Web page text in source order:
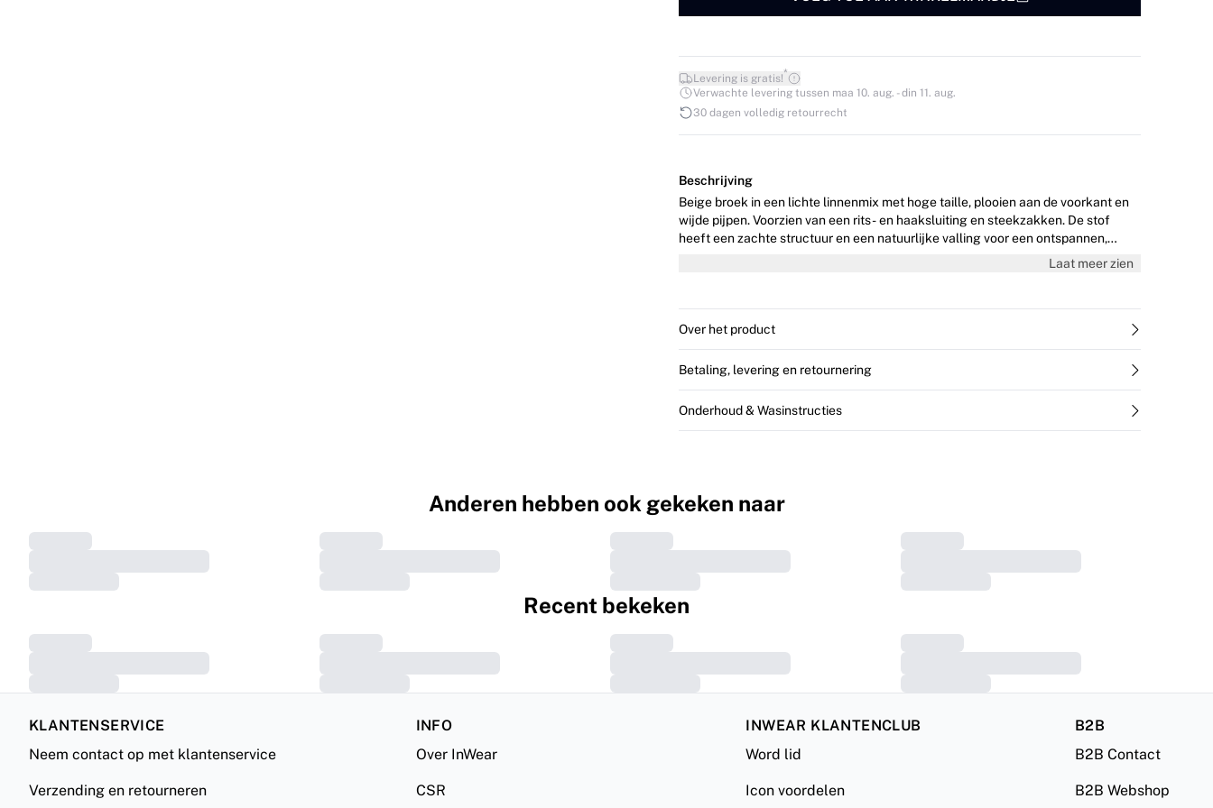
Levering is gratis!*
Verwachte levering tussen maa 10. aug. - din 11. aug.
30 dagen volledig retourrecht
Beschrijving
Beige broek in een lichte linnenmix met hoge taille, plooien aan de voorkant en
wijde pijpen. Voorzien van een rits- en haaksluiting en steekzakken. De stof
heeft een zachte structuur en een natuurlijke valling voor een ontspannen,
Laat meer zien
Over het product
Betaling, levering en retournering
Onderhoud & Wasinstructies
Anderen hebben ook gekeken naar
Recent bekeken
KLANTENSERVICE
Neem contact op met klantenservice
Verzending en retourneren
INFO
Over InWear
CSR
INWEAR KLANTENCLUB
Word lid
Icon voordelen
B2B
B2B Contact
B2B Webshop